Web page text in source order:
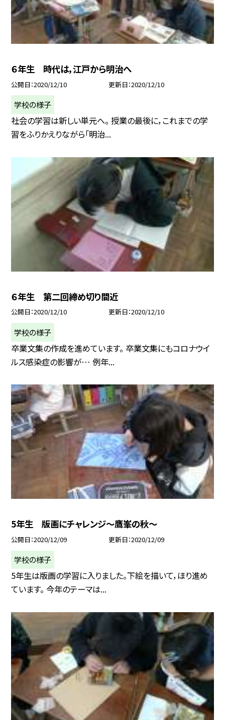
６年生 時代は，江戸から明治へ
公開日 2020/12/10 更新日 2020/12/10
学校の様子
社会の学習は新しい単元へ。 授業の最後に，これまでの学
習をふりかえりながら「明治...
６年生 第二回締め切り間近
公開日 2020/12/10 更新日 2020/12/10
学校の様子
卒業文集の作成を進めています。 卒業文集にもコロナウイ
ルス感染症の影響が… 例年...
5年生 版画にチャレンジ〜鷹峯の秋〜
公開日 2020/12/09 更新日 2020/12/09
学校の様子
5年生は版画の学習に入りました。下絵を描いて，ほり進め
ています。 今年のテーマは...